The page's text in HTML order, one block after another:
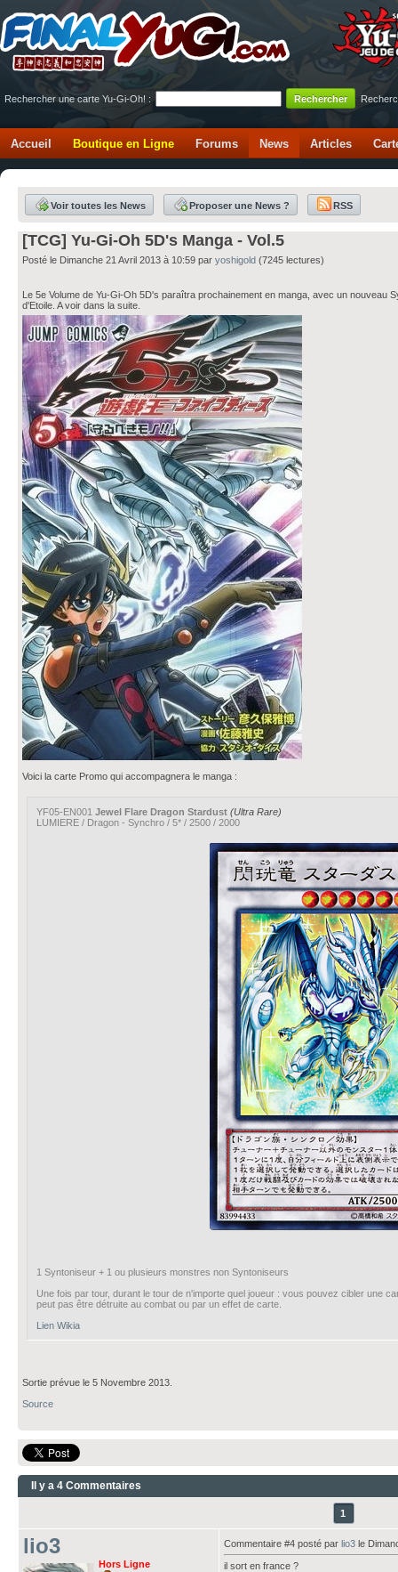
Rechercher une carte Yu-Gi-Oh! :
Accueil Boutique en Ligne Forums News Articles
Voir toutes les News Proposer une News ? RSS
[TCG] Yu-Gi-Oh 5D's Manga - Vol.5
Posté le Dimanche 21 Avril 2013 à 10:59 par yoshigold (7245 lectures)
Le 5e Volume de Yu-Gi-Oh 5D's paraîtra prochainement en manga, avec un nouveau
d'Etoile. A voir dans la suite.
Voici la carte Promo qui accompagnera le manga :
YF05-EN001 Jewel Flare Dragon Stardust (Ultra Rare)
LUMIERE / Dragon - Synchro / 5* / 2500 / 2000
1 Syntoniseur + 1 ou plusieurs monstres non Syntoniseurs
Une fois par tour, durant le tour de n'importe quel joueur : vous pouvez cibler une
peut pas être détruite au combat ou par un effet de carte.
Lien Wikia
Sortie prévue le 5 Novembre 2013.
Source
Il y a 4 Commentaires
1
lio3
Hors Ligne
Commentaire #4 posté par lio3 le
il sort en france ?